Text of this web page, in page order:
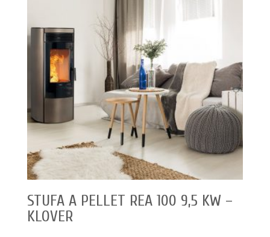
STUFA A PELLET REA 100 9,5 KW –
KLOVER